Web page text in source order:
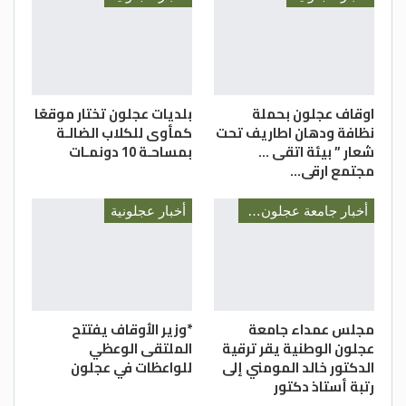
اوقاف عجلون بحملة
نظافة ودهان اطاريف تحت
شعار ” بيئة اتقى …
مجتمع ارقى…
بلديات عجلون تختار موقعًا
كمأوى للكلاب الضالـة
بمساحـة 10 دونمـات
أخبار جامعة عجلون الوطنية
مجلس عمداء جامعة
عجلون الوطنية يقر ترقية
الدكتور خالد المومني إلى
رتبة أستاذ دكتور
أخبار عجلونية
*وزير الأوقاف يفتتح
الملتقى الوعظي
للواعظات في عجلون